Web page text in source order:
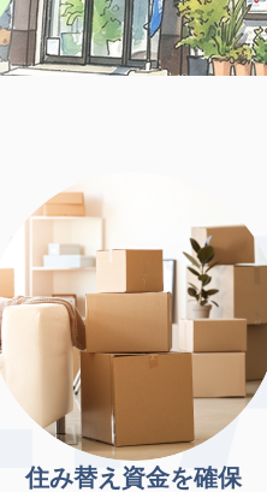
住み替え資金を確保